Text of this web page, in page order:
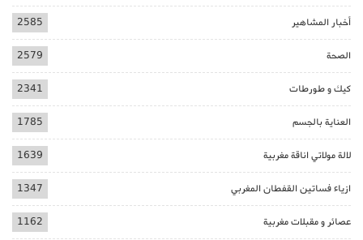
أخبار المشاهير 2585
الصحة 2579
كيك و طورطات 2341
العناية بالجسم 1785
لالة مولاتي اناقة مغربية 1639
ازياء فساتين القفطان المغربي 1347
عصائر و مقبلات مغربية 1162